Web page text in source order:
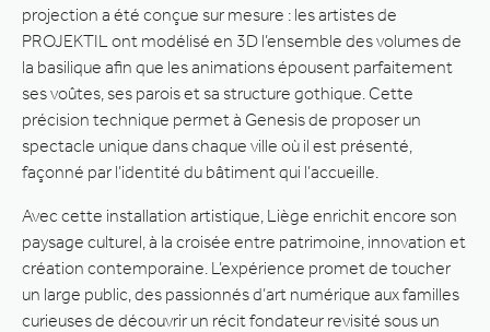
projection a été conçue sur mesure : les artistes de
PROJEKTIL ont modélisé en 3D l’ensemble des volumes de
la basilique afin que les animations épousent parfaitement
ses voûtes, ses parois et sa structure gothique. Cette
précision technique permet à Genesis de proposer un
spectacle unique dans chaque ville où il est présenté,
façonné par l’identité du bâtiment qui l’accueille.
Avec cette installation artistique, Liège enrichit encore son
paysage culturel, à la croisée entre patrimoine, innovation et
création contemporaine. L’expérience promet de toucher
un large public, des passionnés d’art numérique aux familles
curieuses de découvrir un récit fondateur revisité sous un